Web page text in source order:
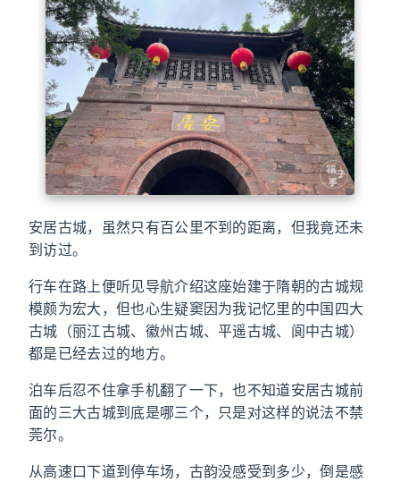
安居古城，虽然只有百公里不到的距离，但我竟还未
到访过。
行车在路上便听见导航介绍这座始建于隋朝的古城规
模颇为宏大，但也心生疑窦因为我记忆里的中国四大
古城（丽江古城、徽州古城、平遥古城、阆中古城）
都是已经去过的地方。
泊车后忍不住拿手机翻了一下，也不知道安居古城前
面的三大古城到底是哪三个，只是对这样的说法不禁
莞尔。
从高速口下道到停车场，古韵没感受到多少，倒是感